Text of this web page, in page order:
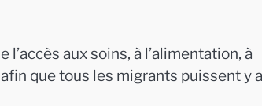
aux soins, à l’alimentation, à
que tous les migrants puissent y